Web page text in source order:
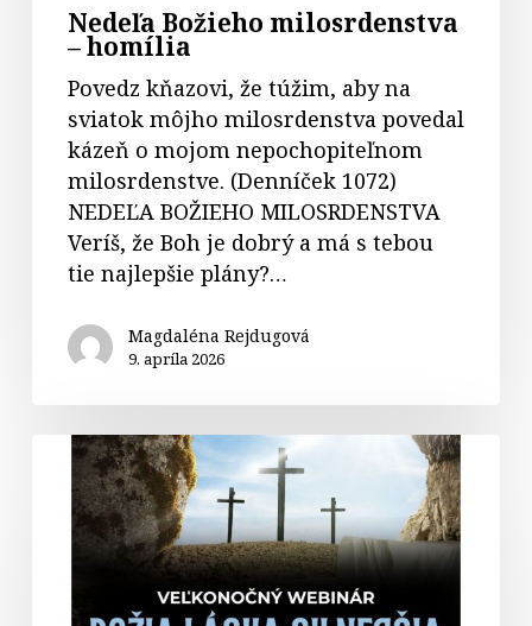
Nedeľa Božieho milosrdenstva
– homília
Povedz kňazovi, že túžim, aby na
sviatok môjho milosrdenstva povedal
kázeň o mojom nepochopiteľnom
milosrdenstve. (Denníček 1072)
NEDEĽA BOŽIEHO MILOSRDENSTVA
Veríš, že Boh je dobrý a má s tebou
tie najlepšie plány?…
Magdaléna Rejdugová
9. apríla 2026
Veľkonočný
webinár